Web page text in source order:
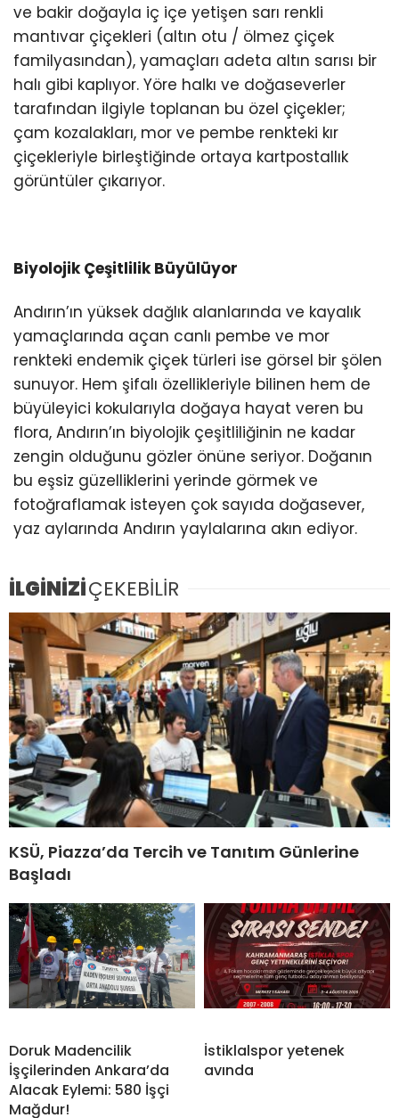
ve bakir doğayla iç içe yetişen sarı renkli
mantıvar çiçekleri (altın otu / ölmez çiçek
familyasından), yamaçları adeta altın sarısı bir
halı gibi kaplıyor. Yöre halkı ve doğaseverler
tarafından ilgiyle toplanan bu özel çiçekler;
çam kozalakları, mor ve pembe renkteki kır
çiçekleriyle birleştiğinde ortaya kartpostallık
görüntüler çıkarıyor.
Biyolojik Çeşitlilik Büyülüyor
Andırın’ın yüksek dağlık alanlarında ve kayalık
yamaçlarında açan canlı pembe ve mor
renkteki endemik çiçek türleri ise görsel bir şölen
sunuyor. Hem şifalı özellikleriyle bilinen hem de
büyüleyici kokularıyla doğaya hayat veren bu
flora, Andırın’ın biyolojik çeşitliliğinin ne kadar
zengin olduğunu gözler önüne seriyor. Doğanın
bu eşsiz güzelliklerini yerinde görmek ve
fotoğraflamak isteyen çok sayıda doğasever,
yaz aylarında Andırın yaylalarına akın ediyor.
İLGİNİZİÇEKEBİLİR
KSÜ, Piazza’da Tercih ve Tanıtım Günlerine
Başladı
Doruk Madencilik
İşçilerinden Ankara’da
Alacak Eylemi: 580 İşçi
Mağdur!
İstiklalspor yetenek
avında